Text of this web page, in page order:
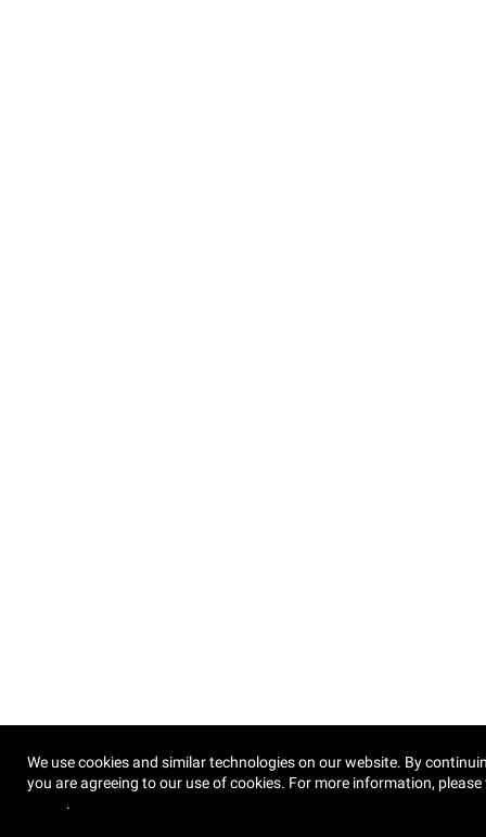
We use cookies and similar technologies on our website. By
you are agreeing to our use of cookies. For more information,
.